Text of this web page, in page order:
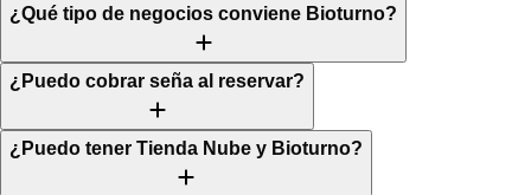
¿Qué tipo de negocios conviene Bioturno?
¿Puedo cobrar seña al reservar?
¿Puedo tener Tienda Nube y Bioturno?